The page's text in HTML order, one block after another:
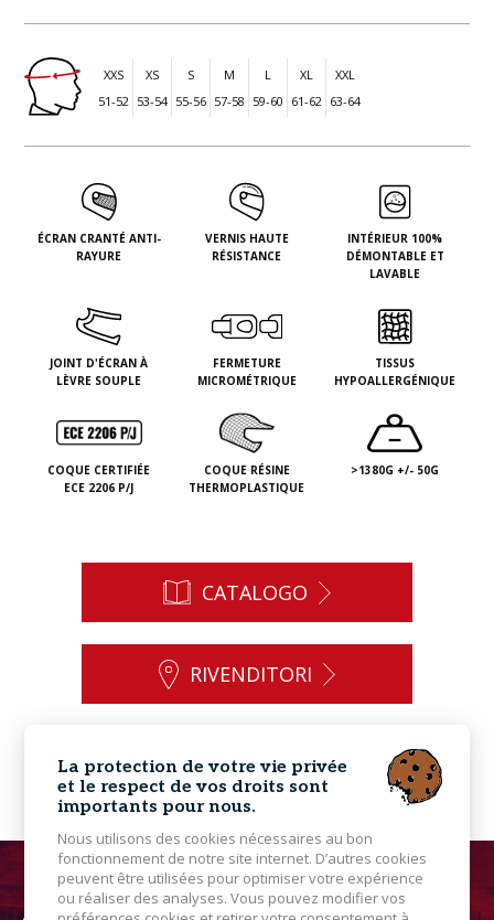
XXS
51-52
XS
53-54
S
55-56
M
57-58
L
59-60
XL
61-62
XXL
63-64
ÉCRAN CRANTÉ ANTI-
RAYURE
VERNIS HAUTE
RÉSISTANCE
INTÉRIEUR 100%
DÉMONTABLE ET
LAVABLE
JOINT D'ÉCRAN À
LÈVRE SOUPLE
FERMETURE
MICROMÉTRIQUE
TISSUS
HYPOALLERGÉNIQUE
COQUE CERTIFIÉE
ECE 2206 P/J
COQUE RÉSINE
THERMOPLASTIQUE
>1380G +/- 50G
CATALOGO
RIVENDITORI
CONTATTO
La protection de votre vie privée
et le respect de vos droits sont
importants pour nous.
Nous utilisons des cookies nécessaires au bon
fonctionnement de notre site internet. D’autres cookies
peuvent être utilisées pour optimiser votre expérience
ou réaliser des analyses. Vous pouvez modifier vos